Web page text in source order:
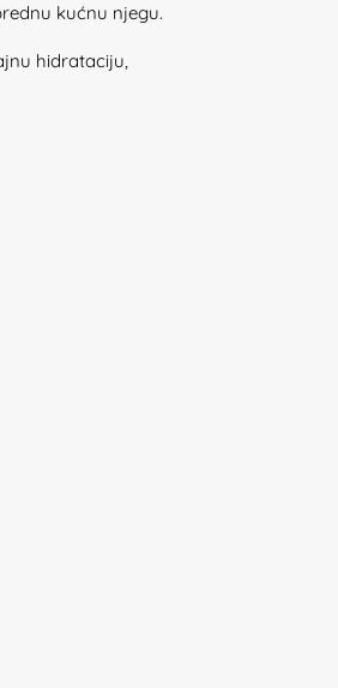
kućnu njegu.
hidrataciju,